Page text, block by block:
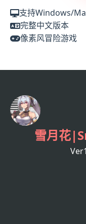
支持Windows/
完整中文版本
像素风冒险游戏
雪月花